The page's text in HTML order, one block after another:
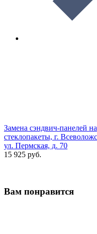
Замена сэндвич-панелей на
стеклопакеты, г.
ул. Пермская, д. 70
15 925 руб.
Вам понравится